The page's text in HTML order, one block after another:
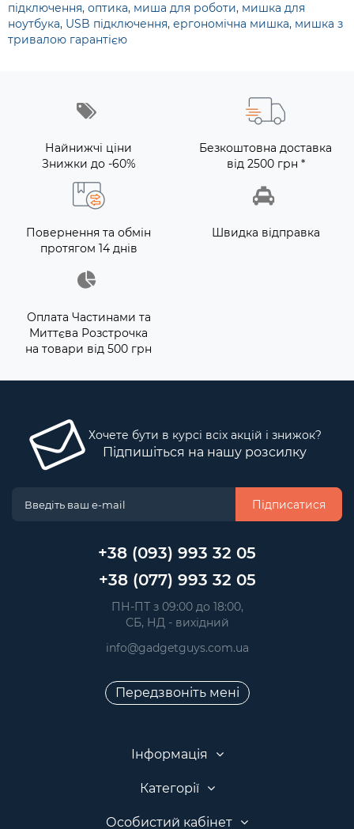
підключення, оптика, миша для роботи, мишка для
ноутбука, USB підключення, ергономічна мишка, мишка з
тривалою гарантією
Найнижчі ціни
Знижки до -60%
Безкоштовна доставка
від 2500 грн *
Повернення та обмін
протягом 14 днів
Швидка відправка
Оплата Частинами та
Миттєва Розстрочка
на товари від 500 грн
Хочете бути в курсі всіх акцій і знижок?
Підпишіться на нашу розсилку
Підписатися
+38 (093) 993 32 05
+38 (077) 993 32 05
ПН-ПТ з 09:00 до 18:00,
СБ, НД - вихідний
info@gadgetguys.com.ua
Передзвоніть мені
Інформація
Категорії
Особистий кабінет